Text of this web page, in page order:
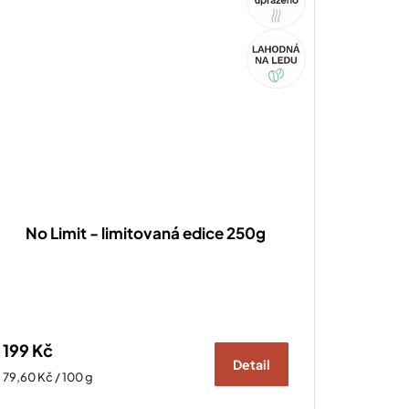
No Limit - limitovaná edice 250g
199 Kč
Měrná
79,60 Kč / 100 g
Detail